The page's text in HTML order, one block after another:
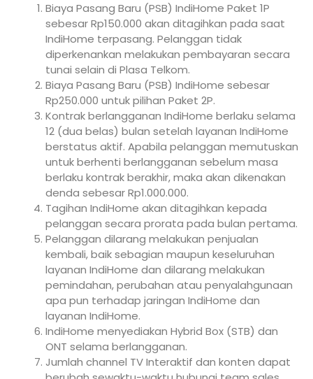
Biaya Pasang Baru (PSB) IndiHome Paket 1P
sebesar Rp150.000 akan ditagihkan pada saat
IndiHome terpasang. Pelanggan tidak
diperkenankan melakukan pembayaran secara
tunai selain di Plasa Telkom.
Biaya Pasang Baru (PSB) IndiHome sebesar
Rp250.000 untuk pilihan Paket 2P.
Kontrak berlangganan IndiHome berlaku selama
12 (dua belas) bulan setelah layanan IndiHome
berstatus aktif. Apabila pelanggan memutuskan
untuk berhenti berlangganan sebelum masa
berlaku kontrak berakhir, maka akan dikenakan
denda sebesar Rp1.000.000.
Tagihan IndiHome akan ditagihkan kepada
pelanggan secara prorata pada bulan pertama.
Pelanggan dilarang melakukan penjualan
kembali, baik sebagian maupun keseluruhan
layanan IndiHome dan dilarang melakukan
pemindahan, perubahan atau penyalahgunaan
apa pun terhadap jaringan IndiHome dan
layanan IndiHome.
IndiHome menyediakan Hybrid Box (STB) dan
ONT selama berlangganan.
Jumlah channel TV Interaktif dan konten dapat